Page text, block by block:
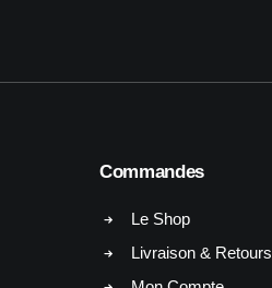
Commandes
Le Shop
Livraison & Retours